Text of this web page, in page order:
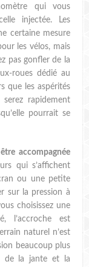
qui vous
injectée. Les
certaine mesure
les vélos, mais
pas gonfler de la
roues dédié au
que les aspérités
rapidement
pourrait se
accompagnée
qui s’affichent
ou une petite
sur la pression à
choisissez une
l’accroche est
naturel n’est
beaucoup plus
de la jante et la